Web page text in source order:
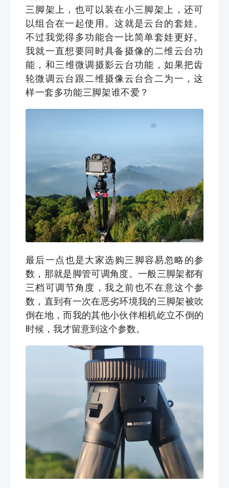
三脚架上，也可以装在小三脚架上，还可
以组合在一起使用。这就是云台的套娃。
不过我觉得多功能合一比简单套娃更好。
我就一直想要同时具备摄像的二维云台功
能，和三维微调摄影云台功能，如果把齿
轮微调云台跟二维摄像云台合二为一，这
样一套多功能三脚架谁不爱？
最后一点也是大家选购三脚容易忽略的参
数，那就是脚管可调角度。一般三脚架都有
三档可调节角度，我之前也不在意这个参
数，直到有一次在恶劣环境我的三脚架被吹
倒在地，而我的其他小伙伴相机屹立不倒的
时候，我才留意到这个参数。